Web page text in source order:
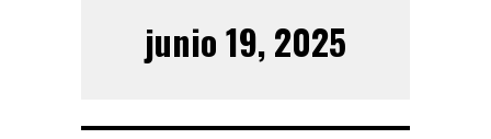
junio 19, 2025